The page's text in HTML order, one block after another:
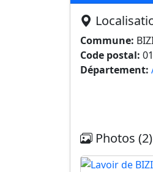
Commune:
Code postal:
Département:
Photos (2)